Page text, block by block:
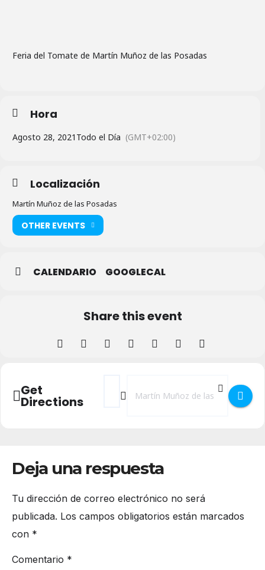
Feria del Tomate de Martín Muñoz de las Posadas
Hora
Agosto 28, 2021 Todo el Día (GMT+02:00)
Localización
Martín Muñoz de las Posadas
OTHER EVENTS
CALENDARIO GOOGLECAL
Share this event
Get
Directions
Address - Feria del Tomate de Martín
Destination Address - Feria del
Deja una respuesta
Tu dirección de correo electrónico no será
publicada. Los campos obligatorios están marcados
con *
Comentario *